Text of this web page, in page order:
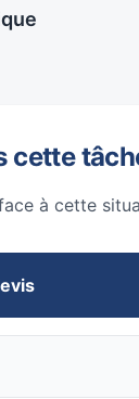
cette
à cette